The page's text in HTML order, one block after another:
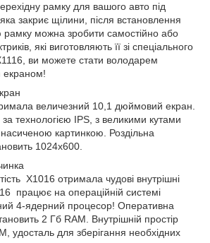
рамку для вашого авто під
закриє щілини, після встановлення
рамку можна зробити самостійно або
які виготовляють її зі спеціального
ви можете стати володарем
екраном!
величезний 10,1 дюймовий екран.
технологією IPS, з великими кутами
картинкою. Роздільна
1024х600.
X1016 отримала чудові внутрішні
працює на операційній системі
4-ядерний процесор! Оперативна
2 Гб RAM. Внутрішній простір
удосталь для зберігання необхідних